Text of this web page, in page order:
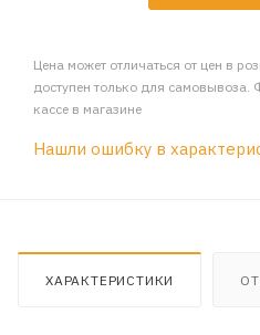
Цена может отличаться от цен в
доступен только для самовывоза.
кассе в магазине
Нашли ошибку в
ХАРАКТЕРИСТИКИ